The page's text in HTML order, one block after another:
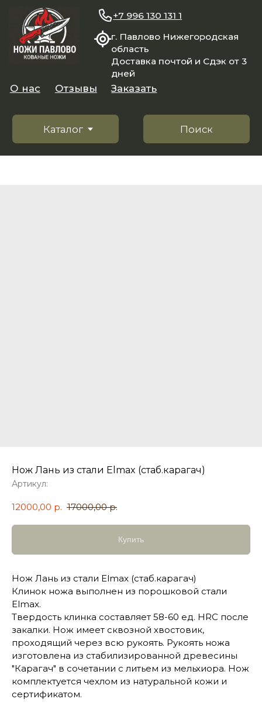
область
Доставка почтой и Сдэк от 3
Поиск
Каталог
Заказать
+7 996 130 131 1
Нож Лань из стали Elmax (стаб.карагач)
Артикул:
12000,00 р. 17000,00 р.
Купить
Нож Лань из стали Elmax (стаб.карагач)
Клинок ножа выполнен из порошковой стали
Elmax.
Твердость клинка составляет 58-60 ед. HRC после
закалки. Нож имеет сквозной хвостовик,
проходящий через всю рукоять. Рукоять ножа
изготовлена из стабилизированной древесины
"Карагач" в сочетании с литьем из мельхиора. Нож
комплектуется чехлом из натуральной кожи и
сертификатом.